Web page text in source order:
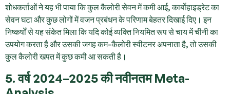
शोधकर्ताओं ने यह भी पाया कि कुल कैलोरी सेवन में कमी आई, कार्बोहाइड्रेट का
सेवन घटा और कुछ लोगों में वजन प्रबंधन के परिणाम बेहतर दिखाई दिए। इन
निष्कर्षों से यह संकेत मिला कि यदि कोई व्यक्ति नियमित रूप से चाय में चीनी का
उपयोग करता है और उसकी जगह कम-कैलोरी स्वीटनर अपनाता है, तो उसकी
कुल कैलोरी खपत में कुछ कमी आ सकती है।
5. वर्ष 2024–2025 की नवीनतम Meta-